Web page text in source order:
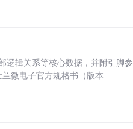
逻辑关系等核心数据，并附引脚参
微电子官方规格书（版本